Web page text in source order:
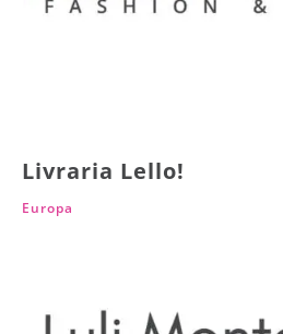
Livraria Lello!
Europa